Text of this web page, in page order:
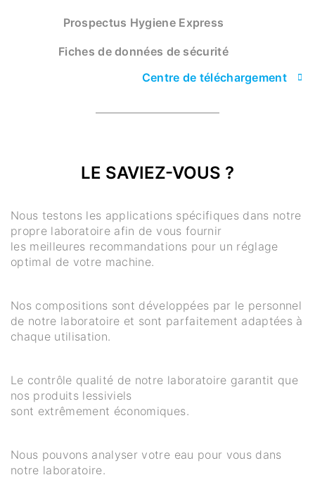
Prospectus Hygiene Express
Fiches de données de sécurité
Centre de téléchargement
LE SAVIEZ-VOUS ?
Nous testons les applications spécifiques dans notre
propre laboratoire afin de vous fournir
les meilleures recommandations pour un réglage
optimal de votre machine.
Nos compositions sont développées par le personnel
de notre laboratoire et sont parfaitement adaptées à
chaque utilisation.
Le contrôle qualité de notre laboratoire garantit que
nos produits lessiviels
sont extrêmement économiques.
Nous pouvons analyser votre eau pour vous dans
notre laboratoire.